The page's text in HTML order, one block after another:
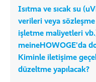
Isıtma ve sıcak su
verileri veya
işletme maliyetleri
meineHOWOGE'da
Kiminle iletişime
düzeltme yapılacak?